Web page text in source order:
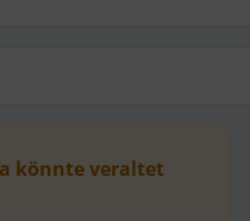
könnte veraltet